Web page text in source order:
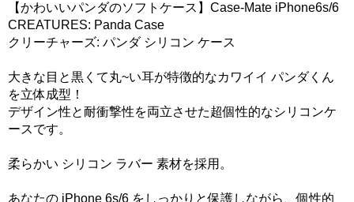
【かわいいパンダのソフトケース】Case-Mate iPhone6s/6
CREATURES: Panda Case
クリーチャーズ: パンダ シリコン ケース
大きな目と黒くて丸~い耳が特徴的なカワイイ パンダくん
を立体成型！
デザイン性と耐衝撃性を両立させた超個性的なシリコンケ
ースです。
柔らかい シリコン ラバー 素材を採用。
あなたの iPhone 6s/6 をしっかりと保護しながら、個性的